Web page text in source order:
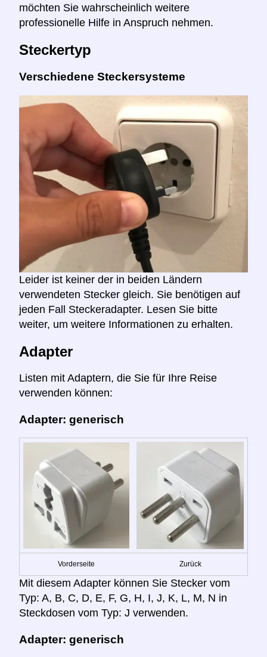
möchten Sie wahrscheinlich weitere
professionelle Hilfe in Anspruch nehmen.
Steckertyp
Verschiedene Steckersysteme
Leider ist keiner der in beiden Ländern
verwendeten Stecker gleich. Sie benötigen auf
jeden Fall Steckeradapter. Lesen Sie bitte
weiter, um weitere Informationen zu erhalten.
Adapter
Listen mit Adaptern, die Sie für Ihre Reise
verwenden können:
Adapter: generisch
Vorderseite Zurück
Mit diesem Adapter können Sie Stecker vom
Typ: A, B, C, D, E, F, G, H, I, J, K, L, M, N in
Steckdosen vom Typ: J verwenden.
Adapter: generisch